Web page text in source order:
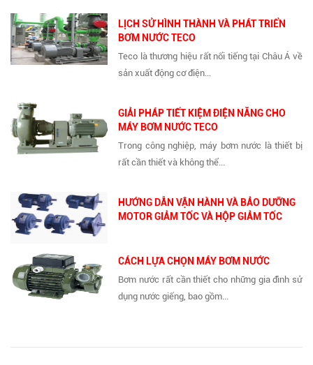
LỊCH SỬ HÌNH THÀNH VÀ PHÁT TRIỂN
BƠM NƯỚC TECO
Teco là thương hiệu rất nổi tiếng tại Châu Á về
sản xuất động cơ điện...
GIẢI PHÁP TIẾT KIỆM ĐIỆN NĂNG CHO
MÁY BƠM NƯỚC TECO
Trong công nghiệp, máy bơm nước là thiết bị
rất cần thiết và không thể...
HƯỚNG DẪN VẬN HÀNH VÀ BẢO DƯỠNG
MOTOR GIẢM TỐC VÀ HỘP GIẢM TỐC
CÁCH LỰA CHỌN MÁY BƠM NƯỚC
Bơm nước rất cần thiết cho những gia đình sử
dụng nước giếng, bao gồm...